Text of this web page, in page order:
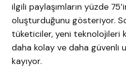
ilgili paylaşımların yüzde
oluşturduğunu gösteriyor.
tüketiciler, yeni teknolojileri
daha kolay ve daha güvenli
kayıyor.